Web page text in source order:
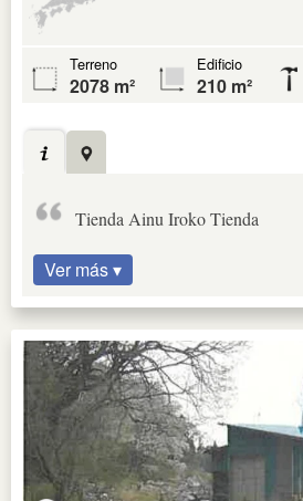
Terreno
2078 m²
Edificio
210 m²
Tienda Ainu Iroko Tienda
Ver más ▾